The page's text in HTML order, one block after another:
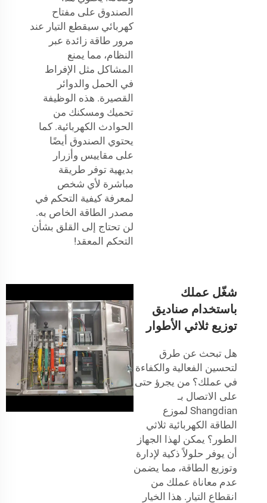
الصندوق على مفتاح
كهربائي سيقطع التيار عند
مرور طاقة زائدة عبر
النظام، مما يمنع
المشاكل مثل الإفراط
في الحمل والدوائر
القصيرة. هذه الوظيفة
تحميك ومسكنك من
الحوادث الكهربائية. كما
يحتوي الصندوق أيضًا
على مقاييس وأزرار
بديهية توفر طريقة
مباشرة لأي شخص
لمعرفة كيفية التحكم في
مصدر الطاقة الخاص به.
لن تحتاج إلى القلق بشأن
التحكم المعقد!
شغّل عملك
باستخدام صناديق
توزيع ثلاثي الأطوار
هل تبحث عن طرق
لتحسين الفعالية والكفاءة
في عملك؟ من يجرؤ حتى
على الاتصال بـ
Shangdian لموزع
الطاقة الكهربائية ثلاثي
الطور؟ يمكن لهذا الجهاز
أن يوفر حلولاً ذكية لإدارة
وتوزيع الطاقة، مما يضمن
عدم معاناة عملك من
انقطاع التيار. هذا الخيار